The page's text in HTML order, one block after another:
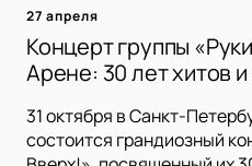
27 апреля
Концерт группы
Арене: 30 лет хитов
31 октября в Санкт-
состоится грандиозный